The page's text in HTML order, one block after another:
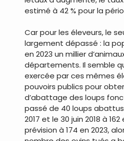
estimé à 42 % pour la
Car pour les éleveurs, le
largement dépassé : la
en 2023 un millier
départements. Il semble
exercée par ces mêmes
pouvoirs publics pour
d’abattage des loups
passé de 40 loups
2017 et le 30 juin 2018 à
prévision à 174 en 2023,